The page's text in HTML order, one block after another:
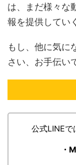
は、まだ様々な
報を提供してい
もし、他に気に
さい、お手伝い
公式LINEで
・